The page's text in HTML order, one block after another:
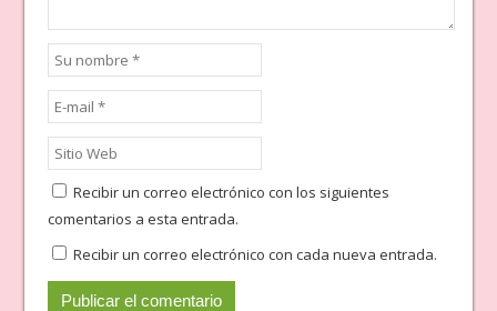
Recibir un correo electrónico con los siguientes
comentarios a esta entrada.
Recibir un correo electrónico con cada nueva entrada.